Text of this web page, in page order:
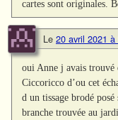
cartes sont originales.
Le 20 avril 2021
oui Anne j avais trouvé
Ciccoricco d’ou cet
d un tissage brodé
branche trouvée au